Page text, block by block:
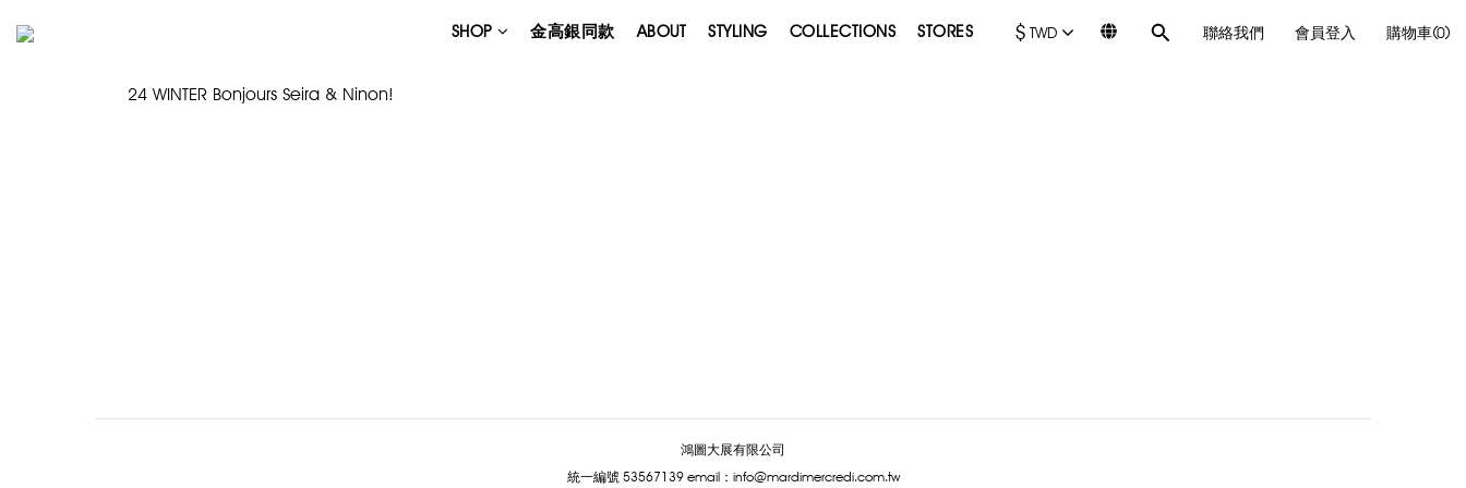
$ TWD 聯絡我們 會員登入 購物車(0)
SHOP 金高銀同款 ABOUT STYLING COLLECTIONS STORES
24 WINTER Bonjours Seira & Ninon!
鴻圖大展有限公司
統一編號 53567139 email：info@mardimercredi.com.tw